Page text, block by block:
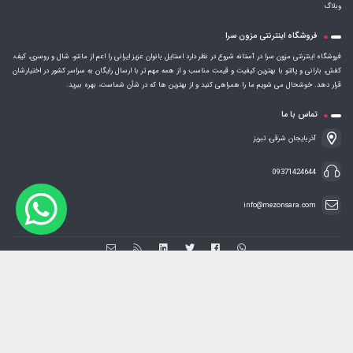
وبلاگ
فروشگاه اینترنتی مزون سرا
فروشگاه اینترنتی مزون سرا در آستانه شروع در نظر دارد استایل بانوان عزیز ایرانی را اعم از مانتو، شال و روسری، کیف،
کفش، بارانی و پالتو با بهترین کیفیت و قیمت مناسب و از همه مهم تر با ارسال رایگان به سراسر کشور در اختیارشان
قرار دهد. خوشحال می شویم ما را همراهی کنید و از بهترین ها که در شأن شماست، بهره ببرید.
تماس با ما
آذربایجان شرقی، تبریز
09371424644
info@mezonsara.com